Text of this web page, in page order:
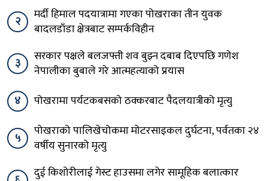
१ प्रतिभाका सबिन देशभरमै तेस्रो, गण्डकीमा पहिलो
बादलडाँडा क्षेत्रबाट सम्पर्कविहीन
३
सरकार पक्षले बलजफ्ती शव बुझ्न दबाब दिएपछि गणेश
नेपालीका बुबाले गरे आत्महत्याको प्रयास
४
पोखरामा पर्यटकबसको ठक्करबाट पैदलयात्रीको मृत्यु
पोखराको पालिखेचोकमा मोटरसाइकल दुर्घटना, पर्वतका २४
वर्षीय सुनारको मृत्यु